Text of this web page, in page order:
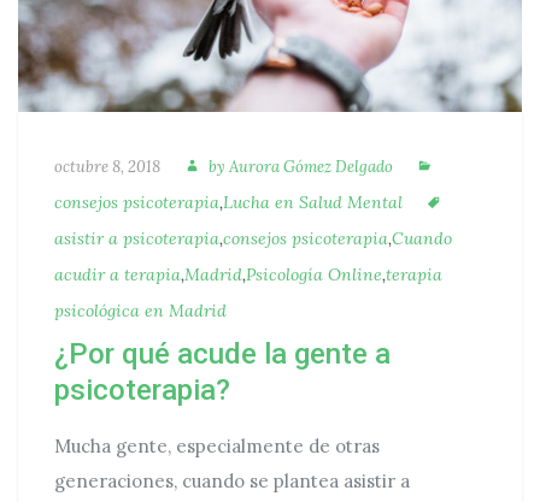
Publicado
octubre 8, 2018 Autora
by Aurora Gómez Delgado
consejos psicoterapia,Lucha en Salud Mental
asistir a psicoterapia,consejos psicoterapia,Cuando
acudir a terapia,Madrid,Psicología Online,terapia
psicológica en Madrid
¿Por qué acude la gente a
psicoterapia?
Mucha gente, especialmente de otras
generaciones, cuando se plantea asistir a